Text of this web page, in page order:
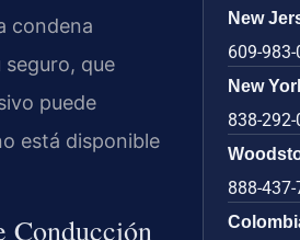
condena
que
puede
está disponible
Conducción
New
609-
New
838-
888-